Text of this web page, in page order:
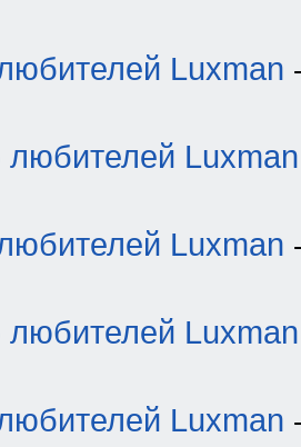
Luxman
любителей Luxman
Luxman
любителей Luxman
Luxman